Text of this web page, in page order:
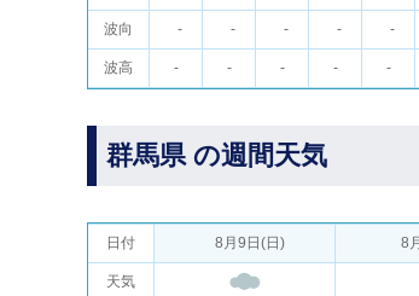
波向
波高
- - - - -
- - - - -
群馬県 の週間天気
日付
天気
8月9日(日) 8